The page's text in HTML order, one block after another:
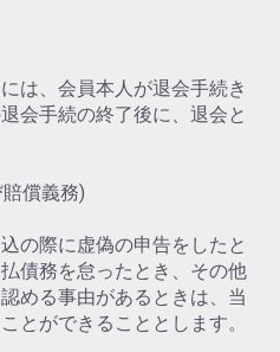
は、会員本人が退会手続き
会手続の終了後に、退会と
償義務)
の際に虚偽の申告をしたと
債務を怠ったとき、その他
める事由があるときは、当
とができることとします。